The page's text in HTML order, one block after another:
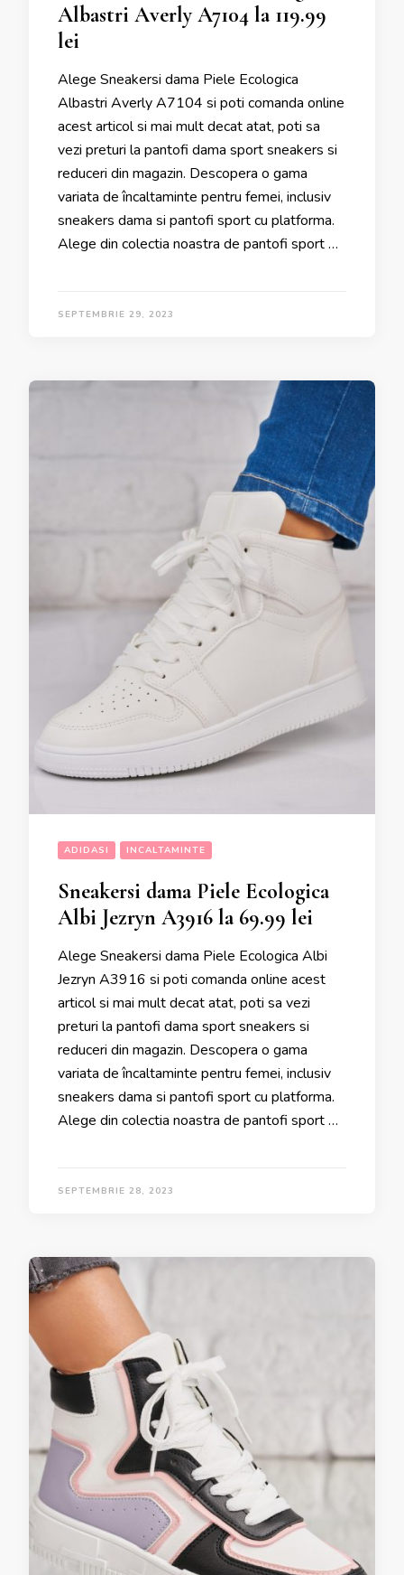
Albastri Averly A7104 la 119.99
lei
Alege Sneakersi dama Piele Ecologica
Albastri Averly A7104 si poti comanda online
acest articol si mai mult decat atat, poti sa
vezi preturi la pantofi dama sport sneakers si
reduceri din magazin. Descopera o gama
variata de încaltaminte pentru femei, inclusiv
sneakers dama si pantofi sport cu platforma.
Alege din colectia noastra de pantofi sport …
SEPTEMBRIE 29, 2023
ADIDASI INCALTAMINTE
Sneakersi dama Piele Ecologica
Albi Jezryn A3916 la 69.99 lei
Alege Sneakersi dama Piele Ecologica Albi
Jezryn A3916 si poti comanda online acest
articol si mai mult decat atat, poti sa vezi
preturi la pantofi dama sport sneakers si
reduceri din magazin. Descopera o gama
variata de încaltaminte pentru femei, inclusiv
sneakers dama si pantofi sport cu platforma.
Alege din colectia noastra de pantofi sport …
SEPTEMBRIE 28, 2023